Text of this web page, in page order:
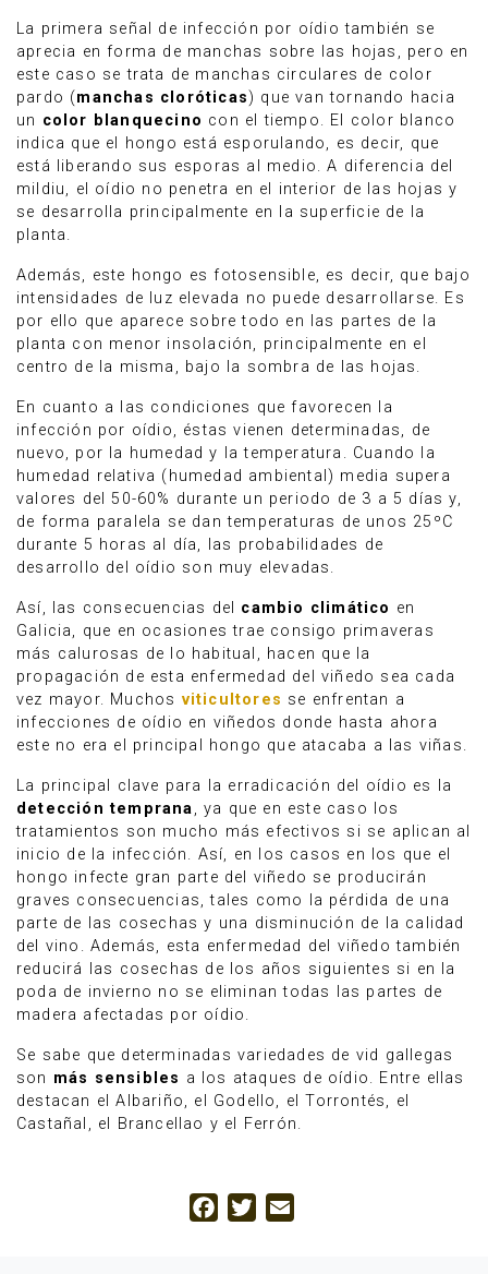
La primera señal de infección por oídio también se
aprecia en forma de manchas sobre las hojas, pero en
este caso se trata de manchas circulares de color
pardo (manchas cloróticas) que van tornando hacia
un color blanquecino con el tiempo. El color blanco
indica que el hongo está esporulando, es decir, que
está liberando sus esporas al medio. A diferencia del
mildiu, el oídio no penetra en el interior de las hojas y
se desarrolla principalmente en la superficie de la
planta.
Además, este hongo es fotosensible, es decir, que bajo
intensidades de luz elevada no puede desarrollarse. Es
por ello que aparece sobre todo en las partes de la
planta con menor insolación, principalmente en el
centro de la misma, bajo la sombra de las hojas.
En cuanto a las condiciones que favorecen la
infección por oídio, éstas vienen determinadas, de
nuevo, por la humedad y la temperatura. Cuando la
humedad relativa (humedad ambiental) media supera
valores del 50-60% durante un periodo de 3 a 5 días y,
de forma paralela se dan temperaturas de unos 25ºC
durante 5 horas al día, las probabilidades de
desarrollo del oídio son muy elevadas.
Así, las consecuencias del cambio climático en
Galicia, que en ocasiones trae consigo primaveras
más calurosas de lo habitual, hacen que la
propagación de esta enfermedad del viñedo sea cada
vez mayor. Muchos viticultores se enfrentan a
infecciones de oídio en viñedos donde hasta ahora
este no era el principal hongo que atacaba a las viñas.
La principal clave para la erradicación del oídio es la
detección temprana, ya que en este caso los
tratamientos son mucho más efectivos si se aplican al
inicio de la infección. Así, en los casos en los que el
hongo infecte gran parte del viñedo se producirán
graves consecuencias, tales como la pérdida de una
parte de las cosechas y una disminución de la calidad
del vino. Además, esta enfermedad del viñedo también
reducirá las cosechas de los años siguientes si en la
poda de invierno no se eliminan todas las partes de
madera afectadas por oídio.
Se sabe que determinadas variedades de vid gallegas
son más sensibles a los ataques de oídio. Entre ellas
destacan el Albariño, el Godello, el Torrontés, el
Castañal, el Brancellao y el Ferrón.
Facebook
Twitter